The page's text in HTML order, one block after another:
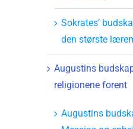
Sokrates’
den største
Augustins
religionene forent
Augustins